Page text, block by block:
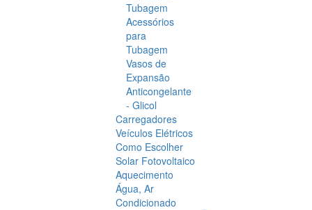
Tubagem
Acessórios
para
Tubagem
Vasos de
Expansão
Anticongelante
- Glicol
Carregadores
Veículos Elétricos
Como Escolher
Solar Fotovoltaico
Aquecimento
Água, Ar
Condicionado